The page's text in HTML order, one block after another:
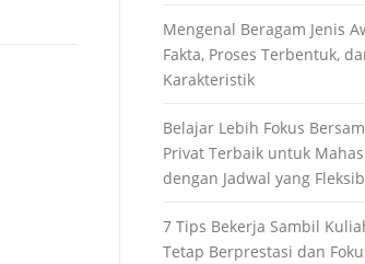
Mengenal Beragam Jenis
Fakta, Proses Terbentuk,
Karakteristik
Belajar Lebih Fokus
Privat Terbaik untuk
dengan Jadwal yang
7 Tips Bekerja Sambil
Tetap Berprestasi dan